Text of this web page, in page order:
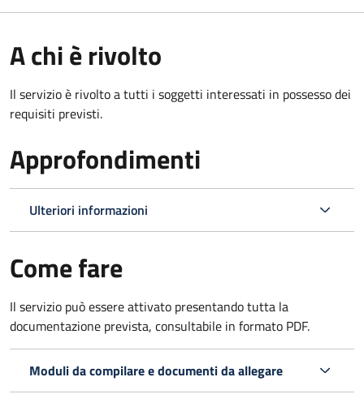
A chi è rivolto
Il servizio è rivolto a tutti i soggetti interessati in possesso dei
requisiti previsti.
Approfondimenti
Ulteriori informazioni
Come fare
Il servizio può essere attivato presentando tutta la
documentazione prevista, consultabile in formato PDF.
Moduli da compilare e documenti da allegare